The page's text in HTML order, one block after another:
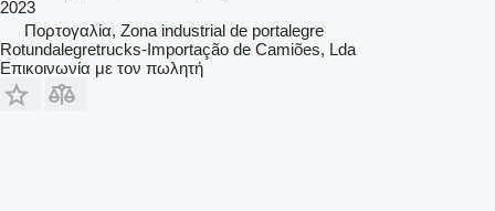
2023
Πορτογαλία, Zona industrial de portalegre
Rotundalegretrucks-Importação de Camiões, Lda
Επικοινωνία με τον πωλητή